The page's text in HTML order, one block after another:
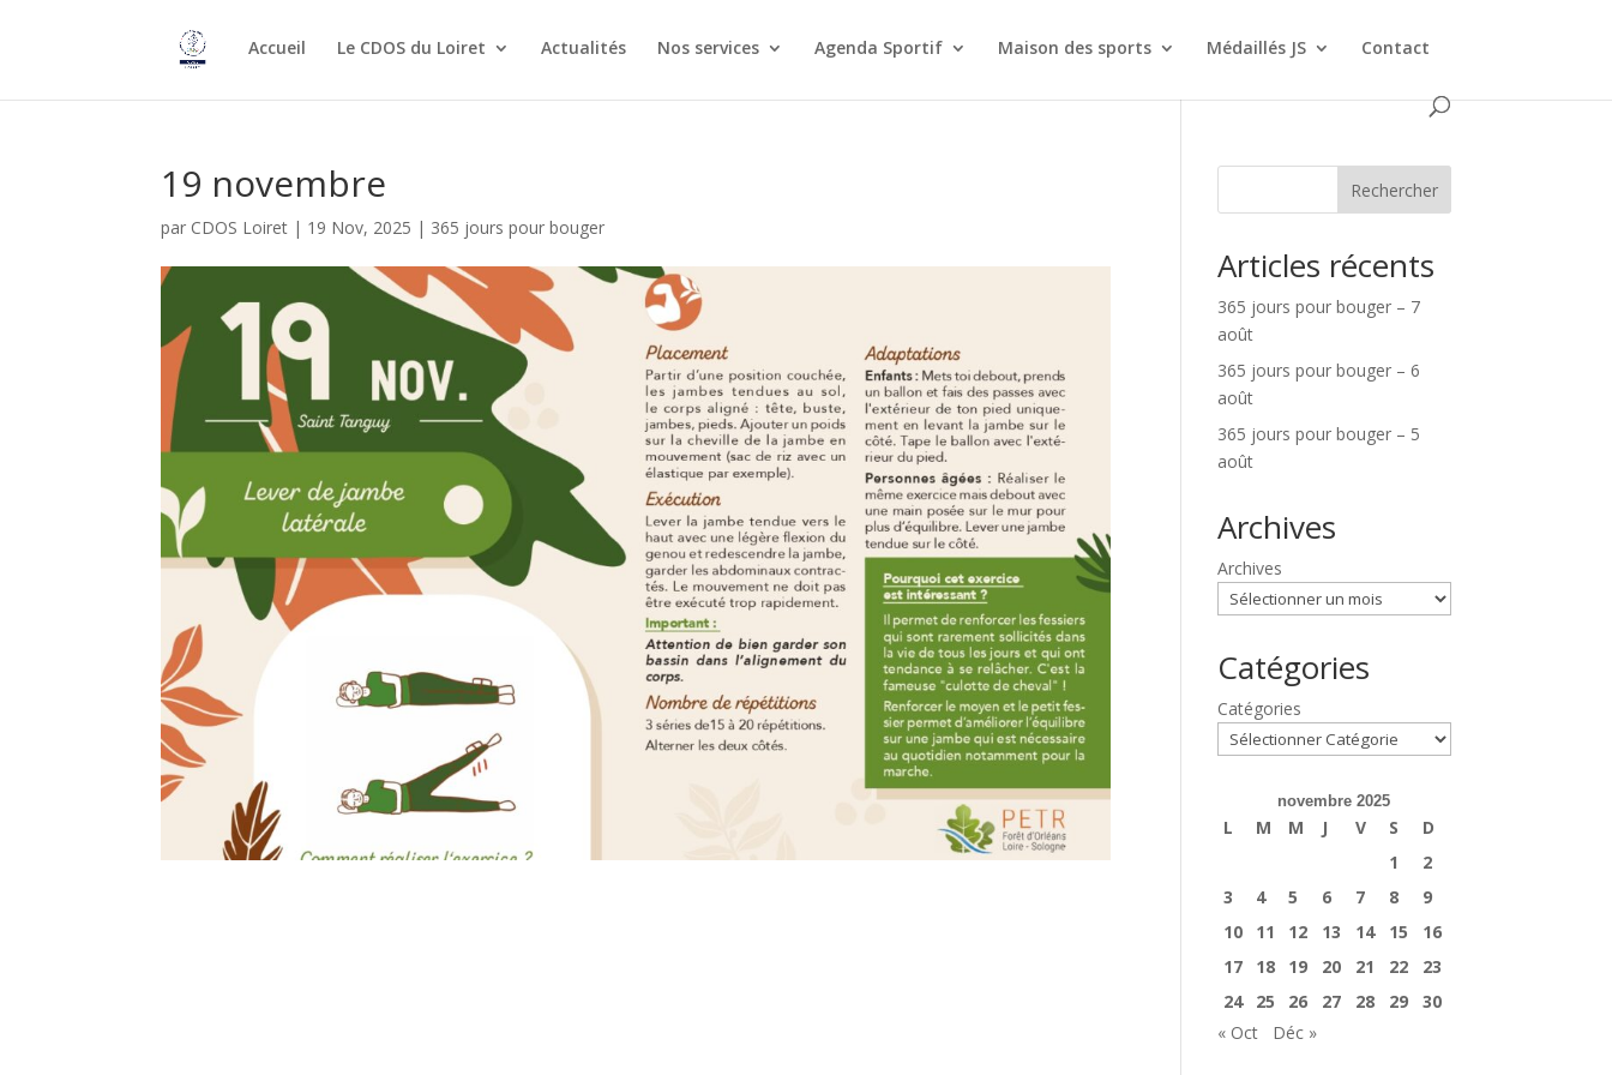
Accueil Le CDOS du Loiret Actualités Nos services Agenda Sportif Maison des sports Médaillés JS Contact
19 novembre
par CDOS Loiret | 19 Nov, 2025 | 365 jours pour bouger
Rechercher
Articles récents
365 jours pour bouger – 7
août
365 jours pour bouger – 6
août
365 jours pour bouger – 5
août
Archives
Archives
Catégories
Catégories
novembre 2025
L M M J V S
D
1
2
3
4 5 6 7 8
9
10
11 12 13 14 15
16
17
18 19 20 21 22
23
24
25 26 27 28 29
30
« Oct
Déc »